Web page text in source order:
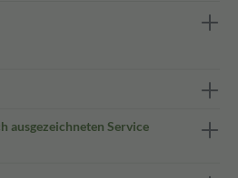
ausgezeichneten Service